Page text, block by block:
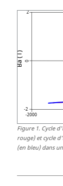
Figure1. Cycle
rouge) et cycle
(en bleu) dans